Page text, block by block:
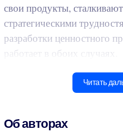
свои продукты,
стратегическими
разработки ценностного
работает в обоих случаях.
Читать
Об авторах